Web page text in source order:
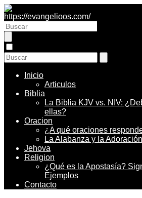
Inicio
Articulos
Biblia
La Biblia KJV vs. NIV:
ellas?
Oracion
¿A qué oraciones
La Alabanza y la
Jehova
Religion
¿Qué es la Apostasía?
Ejemplos
Contacto